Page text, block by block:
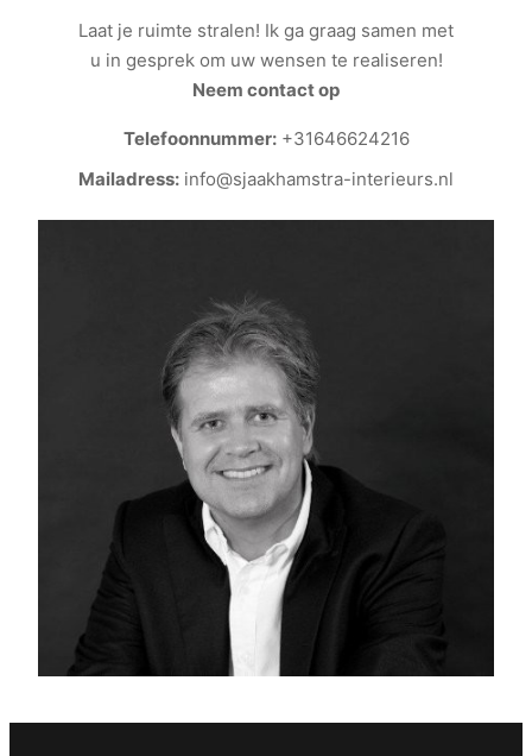
Laat je ruimte stralen! Ik ga graag samen met
u in gesprek om uw wensen te realiseren!
Neem contact op
Telefoonnummer:+31646624216
Mailadress: info@sjaakhamstra-interieurs.nl